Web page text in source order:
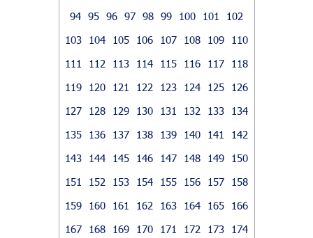
94 95 96 97 98 99 100 101
102
103
104 105 106 107 108 109
110
111
112 113 114 115 116 117
118
119
120 121 122 123 124 125
126
127
128 129 130 131 132 133
134
135
136 137 138 139 140 141
142
143
144 145 146 147 148 149
150
151
152 153 154 155 156 157
158
159
160 161 162 163 164 165
166
167
168 169 170 171 172 173
174